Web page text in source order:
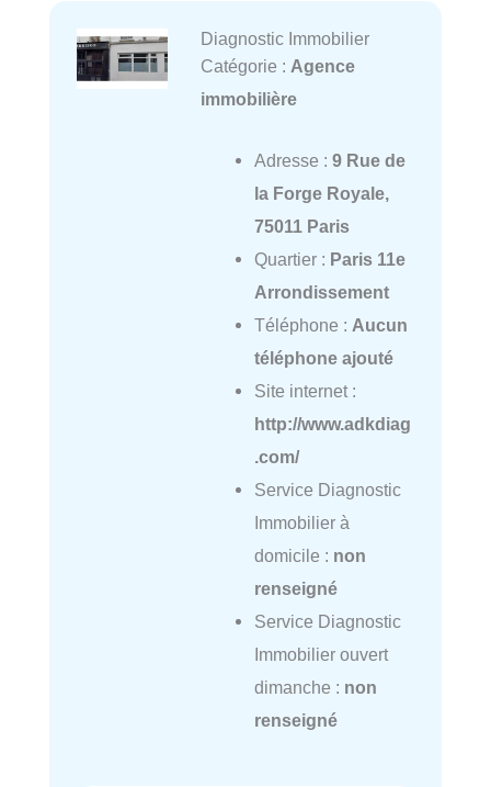
Diagnostic Immobilier
Catégorie : Agence
immobilière
Adresse : 9 Rue de
la Forge Royale,
75011 Paris
Quartier : Paris 11e
Arrondissement
Téléphone : Aucun
téléphone ajouté
Site internet :
http://www.adkdiag
.com/
Service Diagnostic
Immobilier à
domicile : non
renseigné
Service Diagnostic
Immobilier ouvert
dimanche : non
renseigné